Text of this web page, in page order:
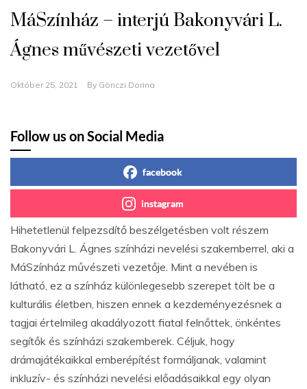
MáSzínház – interjú Bakonyvári L.
Ágnes művészeti vezetővel
Október 25, 2021 By Gönczi Dorina
Follow us on Social Media
facebook
instagram
Hihetetlenül felpezsdítő beszélgetésben volt részem
Bakonyvári L. Ágnes színházi nevelési szakemberrel, aki a
MáSzínház művészeti vezetője. Mint a nevében is
látható, ez a színház különlegesebb szerepet tölt be a
kulturális életben, hiszen ennek a kezdeményezésnek a
tagjai értelmileg akadályozott fiatal felnőttek, önkéntes
segítők és színházi szakemberek. Céljuk, hogy
drámajátékaikkal emberépítést formáljanak, valamint
inkluzív- és színházi nevelési előadásaikkal egy olyan